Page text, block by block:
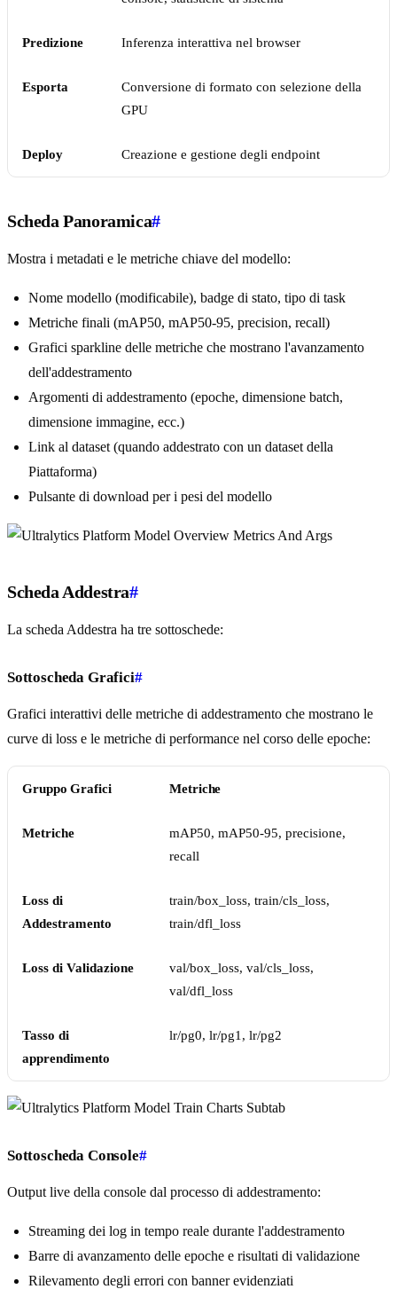
Predizione Inferenza interattiva nel browser
Esporta
Conversione di formato con selezione della
GPU
Deploy Creazione e gestione degli endpoint
Scheda Panoramica#
Mostra i metadati e le metriche chiave del modello:
Nome modello (modificabile), badge di stato, tipo di task
Metriche finali (mAP50, mAP50-95, precision, recall)
Grafici sparkline delle metriche che mostrano l'avanzamento
dell'addestramento
Argomenti di addestramento (epoche, dimensione batch,
dimensione immagine, ecc.)
Link al dataset (quando addestrato con un dataset della
Piattaforma)
Pulsante di download per i pesi del modello
Scheda Addestra#
La scheda Addestra ha tre sottoschede:
Sottoscheda Grafici#
Grafici interattivi delle metriche di addestramento che mostrano le
curve di loss e le metriche di performance nel corso delle epoche:
Gruppo Grafici Metriche
Metriche
mAP50, mAP50-95, precisione,
recall
Loss di
Addestramento
train/box_loss, train/cls_loss,
train/dfl_loss
Loss di Validazione
val/box_loss, val/cls_loss,
val/dfl_loss
Tasso di
apprendimento
lr/pg0, lr/pg1, lr/pg2
Sottoscheda Console#
Output live della console dal processo di addestramento:
Streaming dei log in tempo reale durante l'addestramento
Barre di avanzamento delle epoche e risultati di validazione
Rilevamento degli errori con banner evidenziati